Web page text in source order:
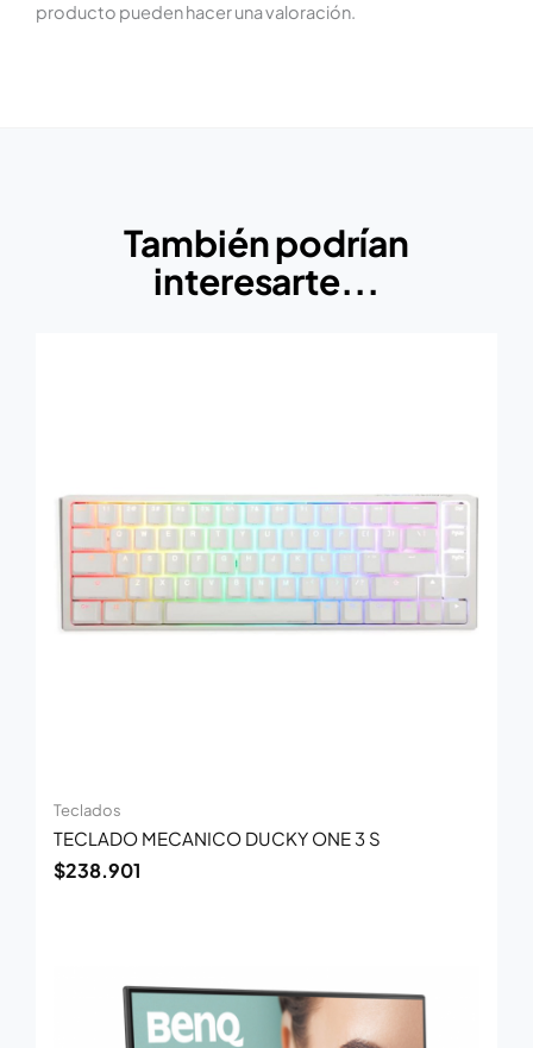
producto pueden hacer una valoración.
También podrían
interesarte...
Teclados
TECLADO MECANICO DUCKY ONE 3 S
$238.901